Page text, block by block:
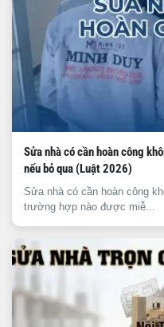
Sửa nhà có cần hoàn công
nếu bỏ qua (Luật 2026)
Sửa nhà có cần hoàn công
trường hợp nào được miễ...